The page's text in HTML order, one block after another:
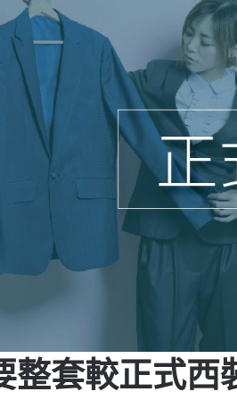
整套較正式西